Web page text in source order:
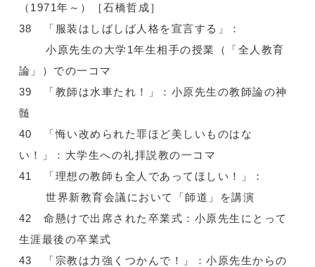
（1971年～）［石橋哲成］
38 「服装はしばしば人格を宣言する」：
小原先生の大学1年生相手の授業（「全人教育
論」）での一コマ
39 「教師は水車たれ！」：小原先生の教師論の神
髄
40 「悔い改められた罪ほど美しいものはな
い！」：大学生への礼拝説教の一コマ
41 「理想の教師も全人であってほしい！」：
世界新教育会議において「師道」を講演
42 命懸けで出席された卒業式：小原先生にとって
生涯最後の卒業式
43 「宗教は力強くつかんで！」：小原先生からの